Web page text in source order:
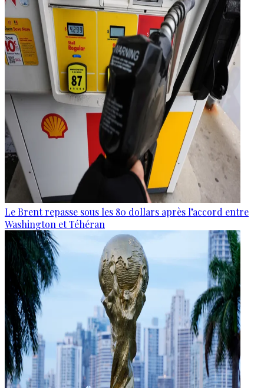
Le Brent repasse sous les 80 dollars après l’accord entre
Washington et Téhéran